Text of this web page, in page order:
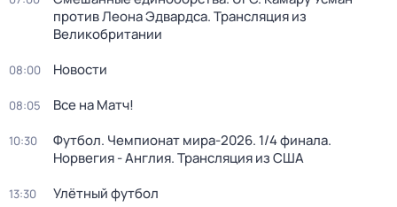
против Леона Эдвардса. Трансляция из
Великобритании
08:00 Новости
08:05 Все на Матч!
10:30
Футбол. Чемпионат мира-2026. 1/4 финала.
Норвегия - Англия. Трансляция из США
13:30 Улётный футбол